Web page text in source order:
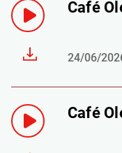
Café
24/06/
Café